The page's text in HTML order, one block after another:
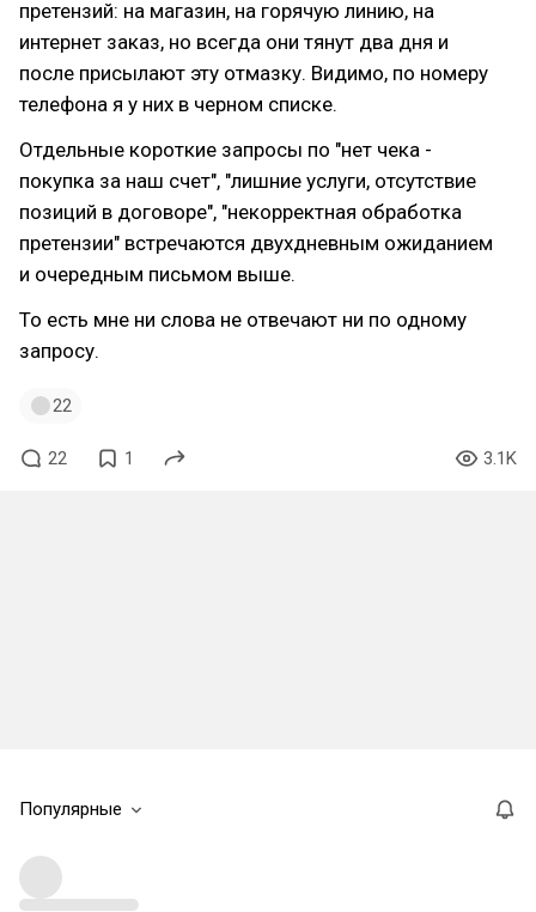
претензий: на магазин, на горячую линию, на
интернет заказ, но всегда они тянут два дня и
после присылают эту отмазку. Видимо, по номеру
телефона я у них в черном списке.
Отдельные короткие запросы по "нет чека -
покупка за наш счет", "лишние услуги, отсутствие
позиций в договоре", "некорректная обработка
претензии" встречаются двухдневным ожиданием
и очередным письмом выше.
То есть мне ни слова не отвечают ни по одному
запросу.
22
22 1 3.1K
Популярные